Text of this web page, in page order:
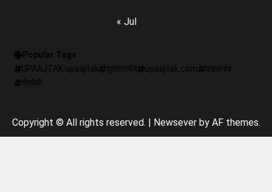
« Jul
Popular Tags
UPAAJTAK upaajtak
सुल्तानगंज upaajtak.com
कहलगांव
पीरपैंती
Copyright © All rights reserved. Newseverby AF themes.